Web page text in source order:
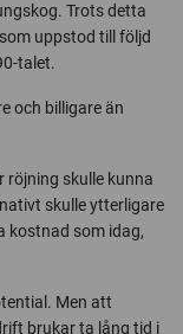
Trots detta
uppstod till följd
talet.
och billigare än
skulle kunna
skulle ytterligare
kostnad som idag,
Men att
brukar ta lång tid i